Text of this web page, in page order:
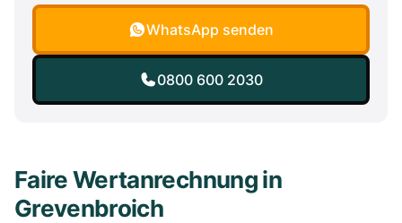
WhatsApp senden
0800 600 2030
Faire Wertanrechnung in
Grevenbroich